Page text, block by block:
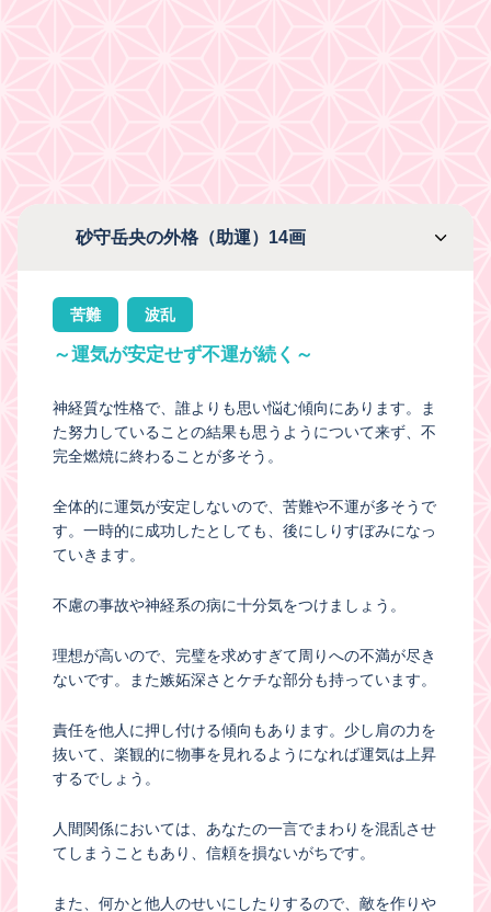
砂守岳央の外格（助運）14画
苦難 波乱
～運気が安定せず不運が続く～
神経質な性格で、誰よりも思い悩む傾向にあります。ま
た努力していることの結果も思うようについて来ず、不
完全燃焼に終わることが多そう。
全体的に運気が安定しないので、苦難や不運が多そうで
す。一時的に成功したとしても、後にしりすぼみになっ
ていきます。
不慮の事故や神経系の病に十分気をつけましょう。
理想が高いので、完璧を求めすぎて周りへの不満が尽き
ないです。また嫉妬深さとケチな部分も持っています。
責任を他人に押し付ける傾向もあります。少し肩の力を
抜いて、楽観的に物事を見れるようになれば運気は上昇
するでしょう。
人間関係においては、あなたの一言でまわりを混乱させ
てしまうこともあり、信頼を損ないがちです。
また、何かと他人のせいにしたりするので、敵を作りや